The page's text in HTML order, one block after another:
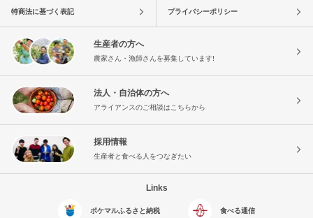
特商法に基づく表記 プライバシーポリシー
生産者の方へ
農家さん・漁師さんを募集しています!
法人・自治体の方へ
アライアンスのご相談はこちらから
採用情報
生産者と食べる人をつなぎたい
Links
ポケマルふるさと納税 食べる通信